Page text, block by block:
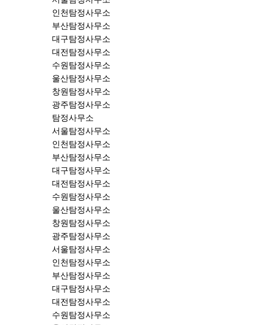
인천탐정사무소
부산탐정사무소
대구탐정사무소
대전탐정사무소
수원탐정사무소
울산탐정사무소
창원탐정사무소
광주탐정사무소
탐정사무소
서울탐정사무소
인천탐정사무소
부산탐정사무소
대구탐정사무소
대전탐정사무소
수원탐정사무소
울산탐정사무소
창원탐정사무소
광주탐정사무소
서울탐정사무소
인천탐정사무소
부산탐정사무소
대구탐정사무소
대전탐정사무소
수원탐정사무소